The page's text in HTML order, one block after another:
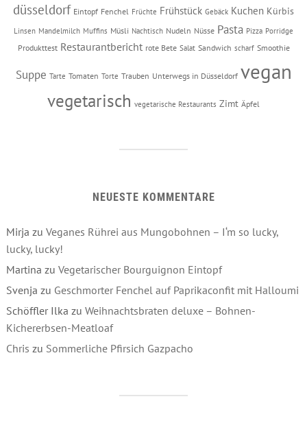
düsseldorf Eintopf Fenchel Früchte Frühstück Gebäck Kuchen Kürbis
Linsen Mandelmilch Muffins Müsli Nachtisch Nudeln Nüsse Pasta Pizza Porridge
Produkttest Restaurantbericht rote Bete Salat Sandwich scharf Smoothie
Suppe Tarte Tomaten Torte Trauben Unterwegs in Düsseldorf vegan
vegetarisch vegetarische Restaurants Zimt Äpfel
NEUESTE KOMMENTARE
Mirja zu Veganes Rührei aus Mungobohnen – I‘m so lucky,
lucky, lucky!
Martina zu Vegetarischer Bourguignon Eintopf
Svenja zu Geschmorter Fenchel auf Paprikaconfit mit Halloumi
Schöffler Ilka zu Weihnachtsbraten deluxe – Bohnen-
Kichererbsen-Meatloaf
Chris zu Sommerliche Pfirsich Gazpacho